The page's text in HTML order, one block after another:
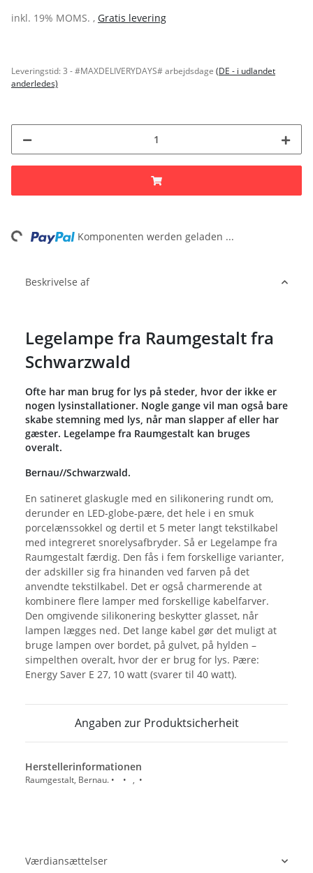
inkl. 19% MOMS. , Gratis levering
Leveringstid:3 - #MAXDELIVERYDAYS# arbejdsdage (DE - i udlandet
anderledes)
Komponenten werden geladen ...
Beskrivelse af
Legelampe fra Raumgestalt fra
Schwarzwald
Ofte har man brug for lys på steder, hvor der ikke er
nogen lysinstallationer. Nogle gange vil man også bare
skabe stemning med lys, når man slapper af eller har
gæster. Legelampe fra Raumgestalt kan bruges
overalt.
Bernau//Schwarzwald.
En satineret glaskugle med en silikonering rundt om,
derunder en LED-globe-pære, det hele i en smuk
porcelænssokkel og dertil et 5 meter langt tekstilkabel
med integreret snorelysafbryder. Så er Legelampe fra
Raumgestalt færdig. Den fås i fem forskellige varianter,
der adskiller sig fra hinanden ved farven på det
anvendte tekstilkabel. Det er også charmerende at
kombinere flere lamper med forskellige kabelfarver.
Den omgivende silikonering beskytter glasset, når
lampen lægges ned. Det lange kabel gør det muligt at
bruge lampen over bordet, på gulvet, på hylden –
simpelthen overalt, hvor der er brug for lys. Pære:
Energy Saver E 27, 10 watt (svarer til 40 watt).
Angaben zur Produktsicherheit
Herstellerinformationen
Raumgestalt, Bernau. • • , •
Værdiansættelser